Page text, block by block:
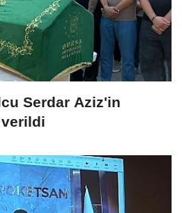
Serdar Aziz'in
verildi